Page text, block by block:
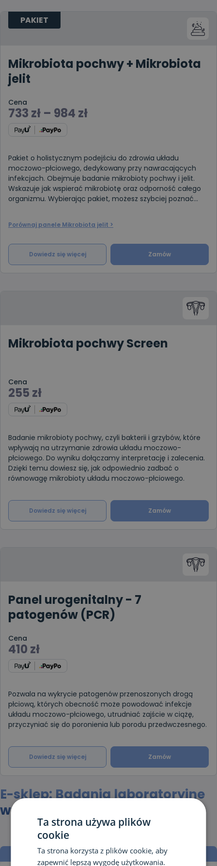
PAKIET
Mikrobiota pochwy + Mikrobiota
jelit
Cena
733 zł – 984 zł
Pakiet o holistycznym podejściu do zdrowia układu
moczowo-płciowego, dedykowany przy nawracających
infekcjach. Obejmuje badanie mikrobioty pochwy i jelit.
Wskazuje jak wspierać mikrobiotę oraz odporność całego
organizmu. Wybierając pakiet, możesz szybciej poznać
Porównaj panele Mikrobiota jelit >
Dowiedz się więcej Zamów
Mikrobiota pochwy Screen
Cena
255 zł
Badanie mikrobioty pochwy, czyli bakterii i grzybów, które
wpływają na utrzymanie zdrowia układu moczowo-
płciowego. Do wyniku dołączamy interpretację i zalecenia.
Dzięki temu dowiesz się, jak odpowiednio zadbać o
równowagę mikrobioty układu moczowo-płciowego.
Dowiedz się więcej Zamów
Panel urogenitalny - 7
patogenów (PCR)
Cena
410 zł
Pozwala na wykrycie patogenów przenoszonych drogą
płciową, których obecność może powodować infekcje
układu moczowo-płciowego, utrudniać zajście w ciążę,
przyczyniać się do poronienia lub porodu przedwczesnego.
Dowiedz się więcej Zamów
E-sklep: Badania laboratoryjne
w pięciu prostych krokach
Ta strona używa plików
cookie
Ta strona korzysta z plików cookie, aby
zapewnić lepszą wygodę użytkowania.